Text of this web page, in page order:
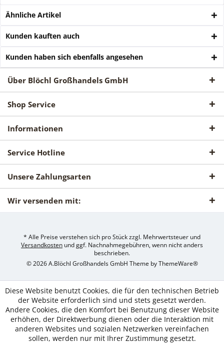
Ähnliche Artikel
Kunden kauften auch
Kunden haben sich ebenfalls angesehen
Über Blöchl Großhandels GmbH
Shop Service
Informationen
Service Hotline
Unsere Zahlungsarten
Wir versenden mit:
* Alle Preise verstehen sich pro Stück zzgl. Mehrwertsteuer und
Versandkosten und ggf. Nachnahmegebühren, wenn nicht anders
beschrieben.
© 2026 A.Blöchl Großhandels GmbH Theme byThemeWare®
Diese Website benutzt Cookies, die für den technischen Betrieb
der Website erforderlich sind und stets gesetzt werden.
Andere Cookies, die den Komfort bei Benutzung dieser Website
erhöhen, der Direktwerbung dienen oder die Interaktion mit
anderen Websites und sozialen Netzwerken vereinfachen
sollen, werden nur mit Ihrer Zustimmung gesetzt.